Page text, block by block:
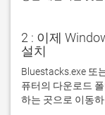
2 : 이제
설치
Bluestacks.exe 또
퓨터의 다운로드